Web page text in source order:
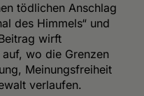
tödlichen Anschlag
des Himmels“ und
wirft
wo die Grenzen
Meinungsfreiheit
verlaufen.